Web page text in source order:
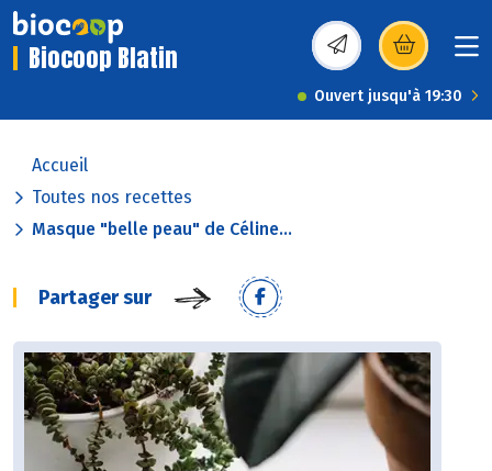
Biocoop Blatin (s’ouvre dans une
Ouvert jusqu'à 19:30
Accueil
Toutes nos recettes
Masque "belle peau" de Céline...
Partager sur